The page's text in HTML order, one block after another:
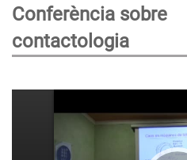
Conferència sobre
contactologia